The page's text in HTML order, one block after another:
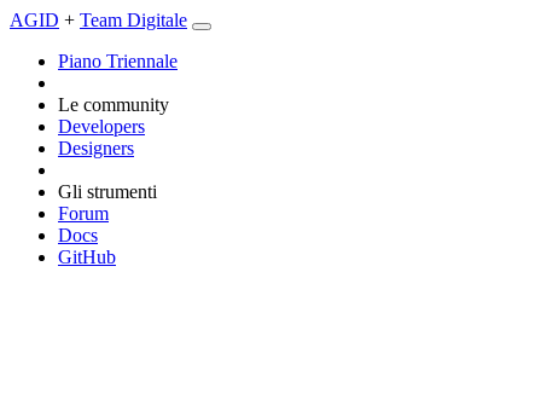
AGID + Team Digitale
Piano Triennale
Le community
Developers
Designers
Gli strumenti
Forum
Docs
GitHub